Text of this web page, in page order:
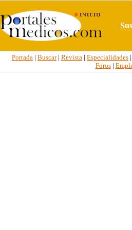
Portada | Buscar| Revista | Especialidades |
Foros|